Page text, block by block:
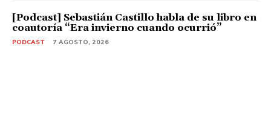
[Podcast] Sebastián Castillo habla de su libro en
coautoría “Era invierno cuando ocurrió”
PODCAST 7 AGOSTO, 2026